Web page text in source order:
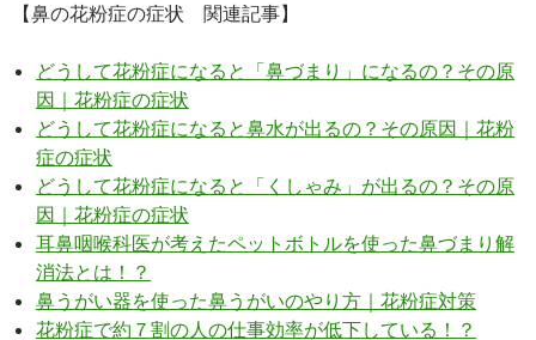
【鼻の花粉症の症状 関連記事】
どうして花粉症になると「鼻づまり」になるの？その原
因｜花粉症の症状
どうして花粉症になると鼻水が出るの？その原因｜花粉
症の症状
どうして花粉症になると「くしゃみ」が出るの？その原
因｜花粉症の症状
耳鼻咽喉科医が考えたペットボトルを使った鼻づまり解
消法とは！？
鼻うがい器を使った鼻うがいのやり方｜花粉症対策
花粉症で約７割の人の仕事効率が低下している！？